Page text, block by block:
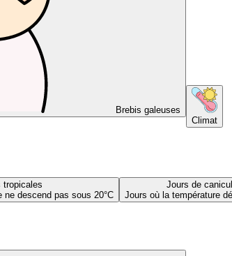
Brebis galeuses
Climat
tropicales
ne descend pas sous 20°C
Jours de
Jours où la température